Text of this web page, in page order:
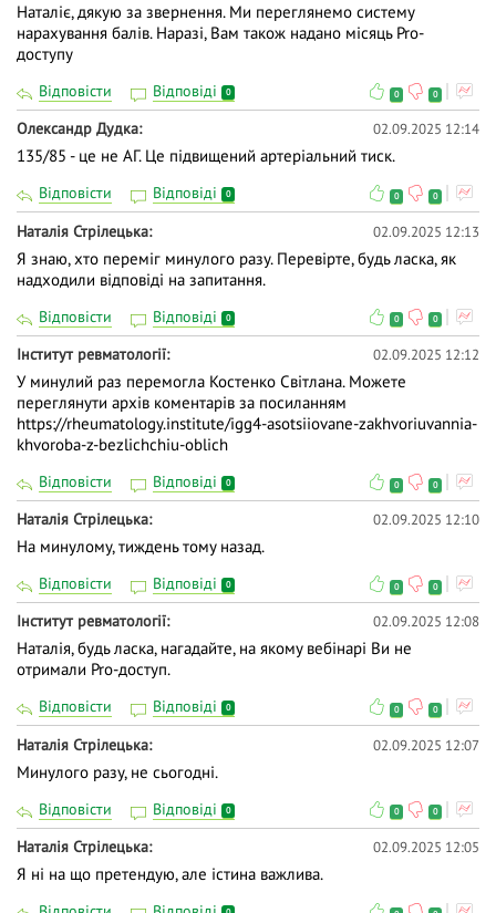
Наталіє, дякую за звернення. Ми переглянемо систему
нарахування балів. Наразі, Вам також надано місяць Pro-
доступу
Відповісти Відповіді 0 0 0
Олександр Дудка 02.09.2025 12:14
135/85 - це не АГ. Це підвищений артеріальний тиск.
Відповісти Відповіді 0 0 0
Наталія Стрілецька 02.09.2025 12:13
Я знаю, хто переміг минулого разу. Перевірте, будь ласка, як
надходили відповіді на запитання.
Відповісти Відповіді 0 0 0
Інститут ревматології 02.09.2025 12:12
У минулий раз перемогла Костенко Світлана. Можете
переглянути архів коментарів за посиланням
https://rheumatology.institute/igg4-asotsiiovane-zakhvoriuvannia-
khvoroba-z-bezlichchiu-oblich
Відповісти Відповіді 0 0 0
Наталія Стрілецька 02.09.2025 12:10
На минулому, тиждень тому назад.
Відповісти Відповіді 0 0 0
Інститут ревматології 02.09.2025 12:08
Наталія, будь ласка, нагадайте, на якому вебінарі Ви не
отримали Pro-доступ.
Відповісти Відповіді 0 0 0
Наталія Стрілецька 02.09.2025 12:07
Минулого разу, не сьогодні.
Відповісти Відповіді 0 0 0
Наталія Стрілецька 02.09.2025 12:05
Я ні на що претендую, але істина важлива.